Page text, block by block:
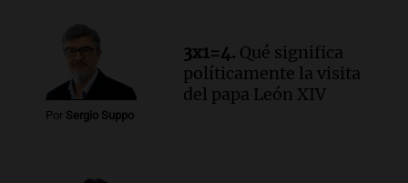
Por Sergio Suppo
3x1=4. Qué significa
políticamente la visita
del papa León XIV